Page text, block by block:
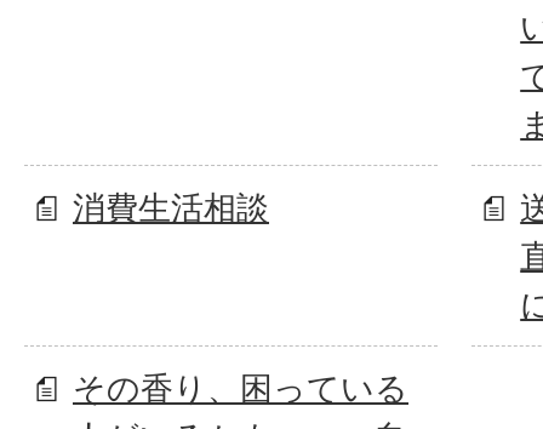
消費生活相談
その香り、困っている